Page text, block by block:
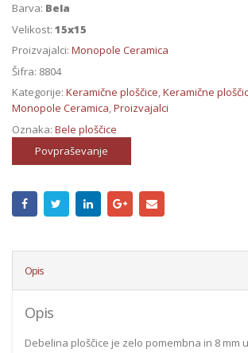
Barva: Bela
Velikost: 15x15
Proizvajalci: Monopole Ceramica
Šifra: 8804
Kategorije: Keramične ploščice,Keramične
Monopole Ceramica,Proizvajalci
Oznaka: Bele ploščice
Povpraševanje
Opis
Opis
Debelina ploščice je zelo pomembna in 8 mm